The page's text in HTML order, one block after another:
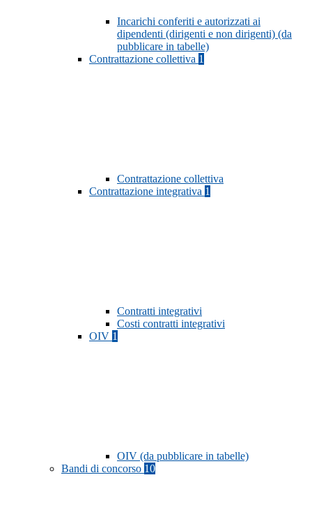
Incarichi conferiti e autorizzati ai
dipendenti (dirigenti e non dirigenti) (da
pubblicare in tabelle)
Contrattazione collettiva 1
Contrattazione collettiva
Contrattazione integrativa 1
Contratti integrativi
Costi contratti integrativi
OIV 1
OIV (da pubblicare in tabelle)
Bandi di concorso 10